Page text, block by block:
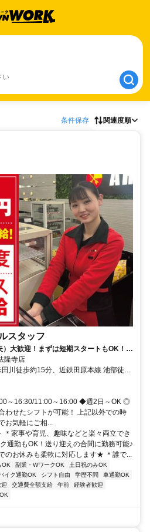
い
条件保存 関連度順
スタッフ
）大歓迎！まずは短期スタートもOK！ホ
隆寺店
川徒歩約15分、近鉄田原本線 池部徒歩
路線〕 法隆寺南口徒歩約18分
～16:30/11:00～16:00 ◆週2日～OK ◎
わせたシフトが可能！ 上記以外での時
お気軽にご相...
＊家事や育児、趣味などと楽々両立でき
通勤もOK！送り迎えの合間に勤務可能♪
のお休みも柔軟に対応します★ ＊誰で...
OK 副業・WワークOK
土日祝のみOK
イク通勤OK シフト自由 学歴不問
車通勤OK
交通費全額支給 午前
経験者歓迎